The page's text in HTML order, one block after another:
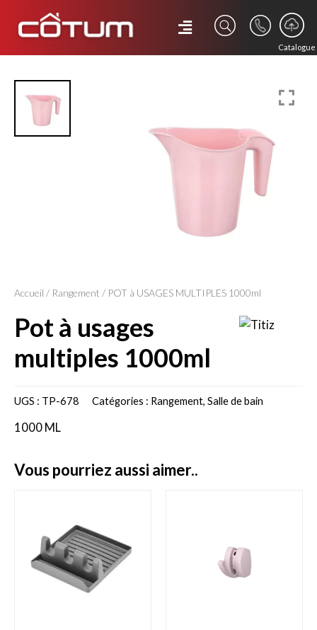
Catalogue
Accueil / Rangement / POT à USAGES MULTIPLES 1000ml
pot à usages
multiples 1000ml
UGS : TP-678 Catégories : Rangement, Salle de bain
1000 ML
vous pourriez aussi aimer..